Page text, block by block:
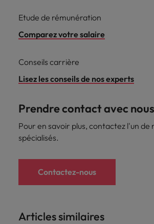
Etude de rémunération
Comparez votre salaire
Conseils carrière
Lisez les conseils de nos experts
Prendre contact avec nous
Pour en savoir plus, contactez l'un de
spécialisés.
Contactez-nous
Articles similaires